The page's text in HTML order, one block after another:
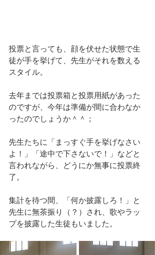
投票と言っても、顔を伏せた状態で生
徒が手を挙げて、先生がそれを数える
スタイル。
去年までは投票箱と投票用紙があった
のですが、今年は準備が間に合わなか
ったのでしょうか＾＾；
先生たちに「まっすぐ手を挙げなさい
よ！」「途中で下さないで！」などと
言われながら、どうにか無事に投票終
了。
集計を待つ間、「何か披露しろ！」と
先生に無茶振り（？）され、歌やラッ
プを披露した生徒もいました。